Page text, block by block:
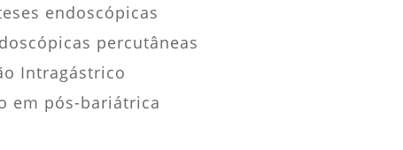
endoscópicas
percutâneas
Intragástrico
em pós-bariátrica